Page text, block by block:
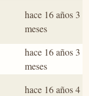
hace 16 años 3
meses
hace 16 años 3
meses
hace 16 años 4